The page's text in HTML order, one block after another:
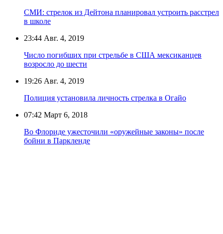
СМИ: стрелок из Дейтона планировал устроить расстрел
в школе
23:44 Авг. 4, 2019
Число погибших при стрельбе в США мексиканцев
возросло до шести
19:26 Авг. 4, 2019
Полиция установила личность стрелка в Огайо
07:42 Март 6, 2018
Во Флориде ужесточили «оружейные законы» после
бойни в Паркленде